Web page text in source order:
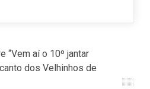
“Vem aí o 10º jantar
dos Velhinhos de